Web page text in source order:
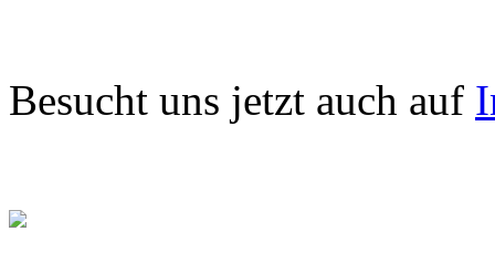
Besucht uns jetzt auch auf